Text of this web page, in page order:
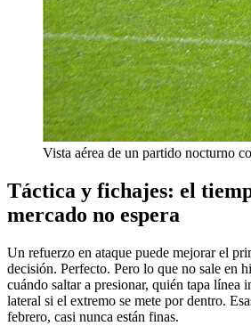
Vista aérea de un partido nocturno
Táctica y fichajes: el
mercado no espera
Un refuerzo en ataque puede mejorar el
decisión. Perfecto. Pero lo que no sale en
cuándo saltar a presionar, quién tapa línea
lateral si el extremo se mete por dentro.
febrero, casi nunca están finas.